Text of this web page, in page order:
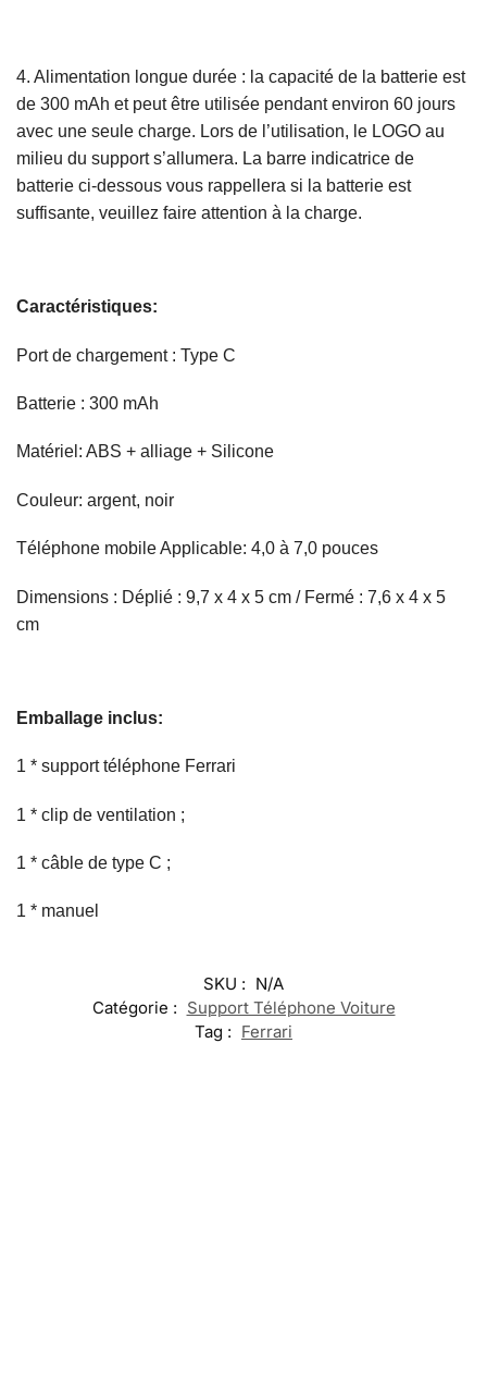
4. Alimentation longue durée : la capacité de la batterie est
de 300 mAh et peut être utilisée pendant environ 60 jours
avec une seule charge. Lors de l’utilisation, le LOGO au
milieu du support s’allumera. La barre indicatrice de
batterie ci-dessous vous rappellera si la batterie est
suffisante, veuillez faire attention à la charge.
Caractéristiques:
Port de chargement : Type C
Batterie : 300 mAh
Matériel: ABS + alliage + Silicone
Couleur: argent, noir
Téléphone mobile Applicable: 4,0 à 7,0 pouces
Dimensions : Déplié : 9,7 x 4 x 5 cm / Fermé : 7,6 x 4 x 5
cm
Emballage inclus:
1 * support téléphone Ferrari
1 * clip de ventilation ;
1 * câble de type C ;
1 * manuel
SKU : N/A
Catégorie : Support Téléphone Voiture
Tag : Ferrari